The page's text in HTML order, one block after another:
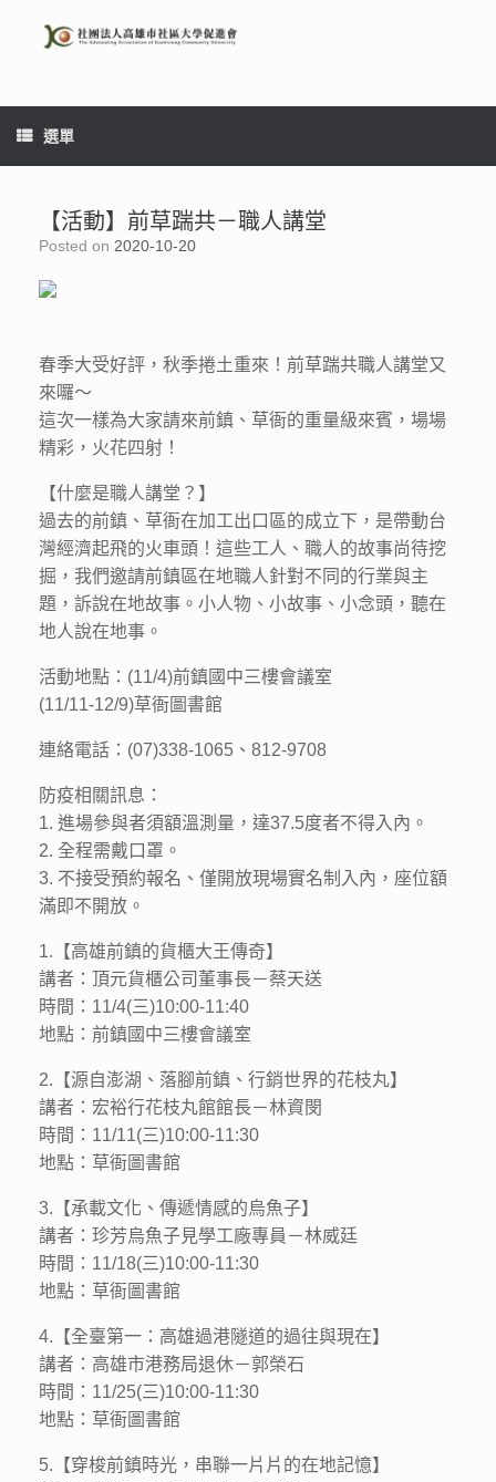
content
選單
【活動】前草踹共－職人講堂
Posted on 2020-10-20
春季大受好評，秋季捲土重來！前草踹共職人講堂又
來囉～
這次一樣為大家請來前鎮、草衙的重量級來賓，場場
精彩，火花四射！
【什麼是職人講堂？】
過去的前鎮、草衙在加工出口區的成立下，是帶動台
灣經濟起飛的火車頭！這些工人、職人的故事尚待挖
掘，我們邀請前鎮區在地職人針對不同的行業與主
題，訴說在地故事。小人物、小故事、小念頭，聽在
地人說在地事。
活動地點：(11/4)前鎮國中三樓會議室
(11/11-12/9)草衙圖書館
連絡電話：(07)338-1065、812-9708
防疫相關訊息：
1. 進場參與者須額溫測量，達37.5度者不得入內。
2. 全程需戴口罩。
3. 不接受預約報名、僅開放現場實名制入內，座位額
滿即不開放。
1.【高雄前鎮的貨櫃大王傳奇】
講者：頂元貨櫃公司董事長－蔡天送
時間：11/4(三)10:00-11:40
地點：前鎮國中三樓會議室
2.【源自澎湖、落腳前鎮、行銷世界的花枝丸】
講者：宏裕行花枝丸館館長－林資閔
時間：11/11(三)10:00-11:30
地點：草衙圖書館
3.【承載文化、傳遞情感的烏魚子】
講者：珍芳烏魚子見學工廠專員－林威廷
時間：11/18(三)10:00-11:30
地點：草衙圖書館
4.【全臺第一：高雄過港隧道的過往與現在】
講者：高雄市港務局退休－郭榮石
時間：11/25(三)10:00-11:30
地點：草衙圖書館
5.【穿梭前鎮時光，串聯一片片的在地記憶】